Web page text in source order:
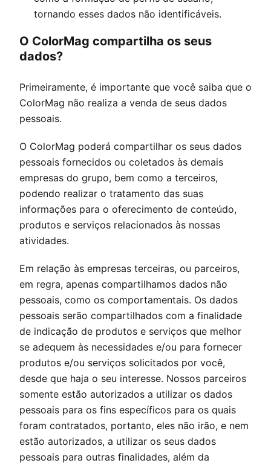
tornando esses dados não identificáveis.
O ColorMag compartilha os seus
dados?
Primeiramente, é importante que você saiba que o
ColorMag não realiza a venda de seus dados
pessoais.
O ColorMag poderá compartilhar os seus dados
pessoais fornecidos ou coletados às demais
empresas do grupo, bem como a terceiros,
podendo realizar o tratamento das suas
informações para o oferecimento de conteúdo,
produtos e serviços relacionados às nossas
atividades.
Em relação às empresas terceiras, ou parceiros,
em regra, apenas compartilhamos dados não
pessoais, como os comportamentais. Os dados
pessoais serão compartilhados com a finalidade
de indicação de produtos e serviços que melhor
se adequem às necessidades e/ou para fornecer
produtos e/ou serviços solicitados por você,
desde que haja o seu interesse. Nossos parceiros
somente estão autorizados a utilizar os dados
pessoais para os fins específicos para os quais
foram contratados, portanto, eles não irão, e nem
estão autorizados, a utilizar os seus dados
pessoais para outras finalidades, além da